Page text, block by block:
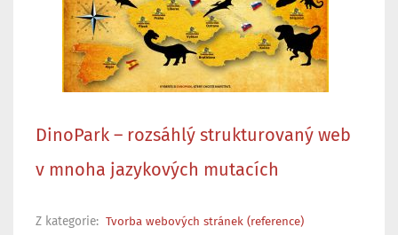
DinoPark – rozsáhlý strukturovaný web
v mnoha jazykových mutacích
Z kategorie: Tvorba webových stránek (reference)